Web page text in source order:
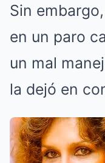
Sin
en un paro
un mal
la dejó en